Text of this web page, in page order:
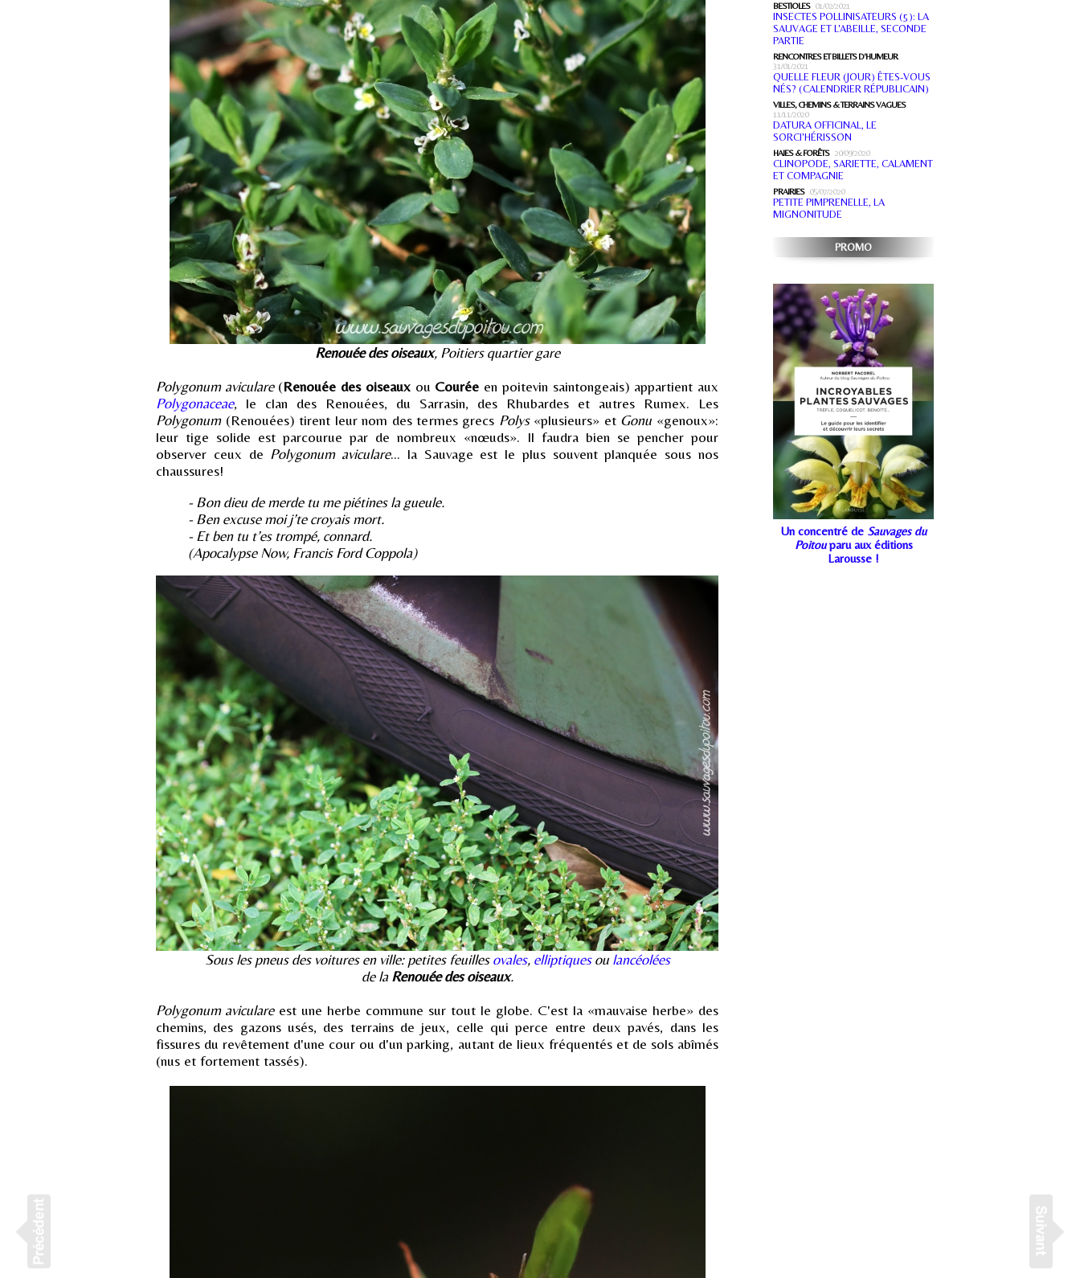
Renouée des oiseaux, Poitiers quartier gare
Polygonum aviculare(Renouée des oiseauxou Courée en poitevin saintongeais) appartient aux
Polygonaceae, le clan des Renouées, du Sarrasin, des Rhubardes et autres Rumex. Les
Polygonum(Renouées) tirent leur nom des termes grecs Polys«plusieurs» et Gonu «genoux»:
leur tige solide est parcourue par de nombreux «nœuds». Il faudra bien se pencher pour
observer ceux de Polygonum aviculare... la Sauvage est le plus souvent planquée sous nos
chaussures!
- Bon dieu de merde tu me piétines la gueule.
- Ben excuse moi j’te croyais mort.
- Et ben tu t’es trompé, connard.
(Apocalypse Now, Francis Ford Coppola)
Sous les pneus des voitures en ville: petites feuillesovales, elliptiquesou lancéolées
de laRenouée des oiseaux.
Polygonum aviculareest une herbe commune sur tout le globe. C'est la «mauvaise herbe» des
chemins, des gazons usés, des terrains de jeux, celle qui perce entre deux pavés, dans les
fissures du revêtement d'une cour ou d'un parking, autant de lieux fréquentés et de sols abîmés
(nus et fortement tassés).
BESTIOLES01/02/2021
INSECTES POLLINISATEURS (5): LA
SAUVAGE ET L'ABEILLE, SECONDE
PARTIE
RENCONTRES ET BILLETS D'HUMEUR
31/01/2021
QUELLE FLEUR (JOUR) ÊTES-VOUS
NÉS? (CALENDRIER RÉPUBLICAIN)
VILLES, CHEMINS & TERRAINS VAGUES
11/11/2020
DATURA OFFICINAL, LE
SORCI'HÉRISSON
HAIES & FORÊTS20/09/2020
CLINOPODE, SARIETTE, CALAMENT
ET COMPAGNIE
PRAIRIES05/07/2020
PETITE PIMPRENELLE, LA
MIGNONITUDE
PROMO
Un concentré de Sauvages du
Poitouparu aux éditions
Larousse !